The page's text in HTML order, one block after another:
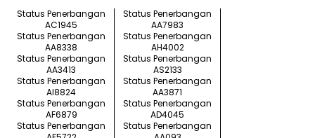
Status Penerbangan
AC1945
Status Penerbangan
AA7983
Status Penerbangan
AA8338
Status Penerbangan
AH4002
Status Penerbangan
AA3413
Status Penerbangan
AS2133
Status Penerbangan
AI8824
Status Penerbangan
AA3871
Status Penerbangan
AF6879
Status Penerbangan
AD4045
Status Penerbangan
Status Penerbangan